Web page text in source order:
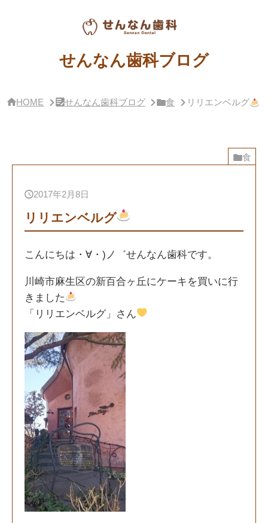
せんなん歯科ブログ
HOME せんなん歯科ブログ 食 リリエンベルグ
食
2017年2月8日
リリエンベルグ
こんにちは・∀・)ノ゛せんなん歯科です。
川崎市麻生区の新百合ヶ丘にケーキを買いに行
きました
「リリエンベルグ」さん